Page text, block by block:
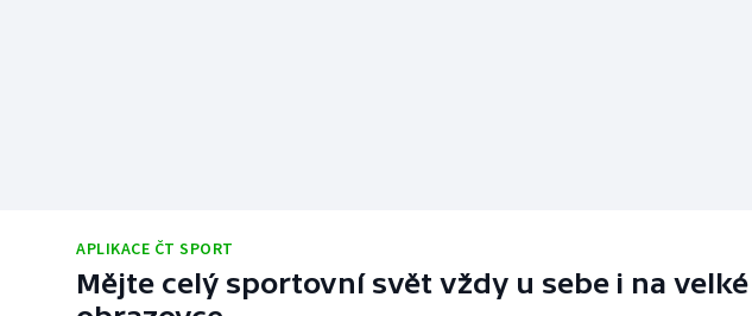
APLIKACE ČT SPORT
Mějte celý sportovní svět vždy u sebe i na velké